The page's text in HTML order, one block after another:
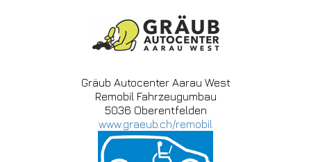
Gräub Autocenter Aarau West
Remobil Fahrzeugumbau
5036 Oberentfelden
www.graeub.ch/remobil